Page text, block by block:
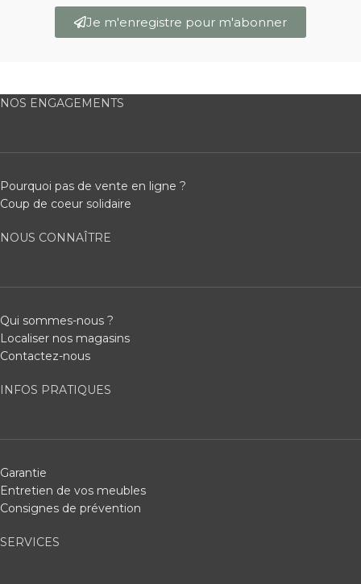
Je m'enregistre pour m'abonner
NOS ENGAGEMENTS
Pourquoi pas de vente en ligne ?
Coup de coeur solidaire
NOUS CONNAÎTRE
Qui sommes-nous ?
Localiser nos magasins
Contactez-nous
INFOS PRATIQUES
Garantie
Entretien de vos meubles
Consignes de prévention
SERVICES